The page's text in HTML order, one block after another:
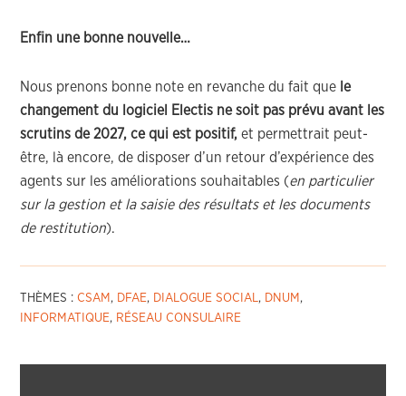
Enfin une bonne nouvelle…
Nous prenons bonne note en revanche du fait que le
changement du logiciel Electis ne soit pas prévu avant les
scrutins de 2027, ce qui est positif,et permettrait peut-
être, là encore, de disposer d’un retour d’expérience des
agents sur les améliorations souhaitables (en particulier
sur la gestion et la saisie des résultats et les documents
de restitution).
THÈMES :CSAM , DFAE, DIALOGUE SOCIAL, DNUM ,
INFORMATIQUE, RÉSEAU CONSULAIRE